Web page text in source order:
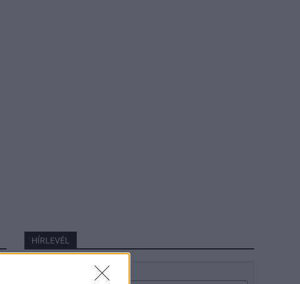
HÍRLEVÉL